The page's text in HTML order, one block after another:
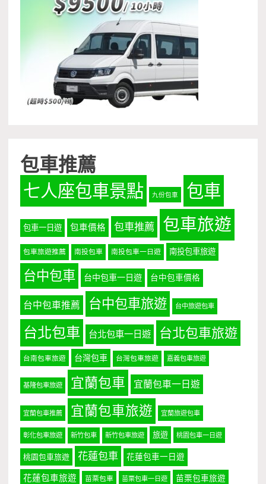
包車推薦
七人座包車景點 九份包車 包車
包車一日遊 包車價格 包車推薦 包車旅遊
包車旅遊推薦 南投包車 南投包車一日遊 南投包車旅遊
台中包車 台中包車一日遊 台中包車價格
台中包車推薦 台中包車旅遊 台中旅遊包車
台北包車 台北包車一日遊 台北包車旅遊
台南包車旅遊 台灣包車 台灣包車旅遊 嘉義包車旅遊
基隆包車旅遊 宜蘭包車 宜蘭包車一日遊
宜蘭包車推薦 宜蘭包車旅遊 宜蘭旅遊包車
彰化包車旅遊 新竹包車 新竹包車旅遊 旅遊 桃園包車一日遊
桃園包車旅遊 花蓮包車 花蓮包車一日遊
花蓮包車旅遊 苗栗包車 苗栗包車一日遊 苗栗包車旅遊